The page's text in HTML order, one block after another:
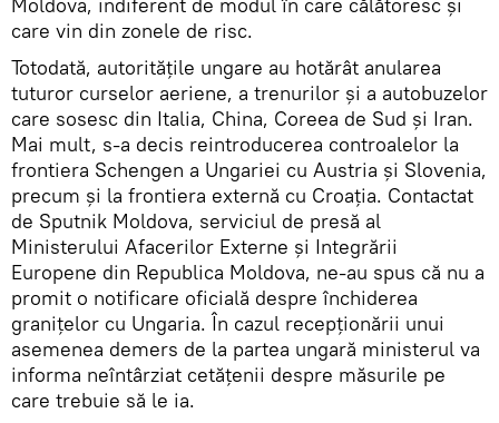
Moldova, indiferent de modul în care călătoresc și
care vin din zonele de risc.
Totodată, autoritățile ungare au hotărât anularea
tuturor curselor aeriene, a trenurilor şi a autobuzelor
care sosesc din Italia, China, Coreea de Sud şi Iran.
Mai mult, s-a decis reintroducerea controalelor la
frontiera Schengen a Ungariei cu Austria şi Slovenia,
precum şi la frontiera externă cu Croația. Contactat
de Sputnik Moldova, serviciul de presă al
Ministerului Afacerilor Externe și Integrării
Europene din Republica Moldova, ne-au spus că nu a
promit o notificare oficială despre închiderea
granițelor cu Ungaria. În cazul recepționării unui
asemenea demers de la partea ungară ministerul va
informa neîntârziat cetățenii despre măsurile pe
care trebuie să le ia.